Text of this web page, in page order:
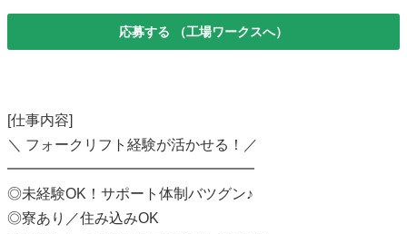
応募する （工場ワークスへ）
[仕事内容]
＼ フォークリフト経験が活かせる！／
━━━━━━━━━━━━━━━━━
◎未経験OK！サポート体制バツグン♪
◎寮あり／住み込みOK